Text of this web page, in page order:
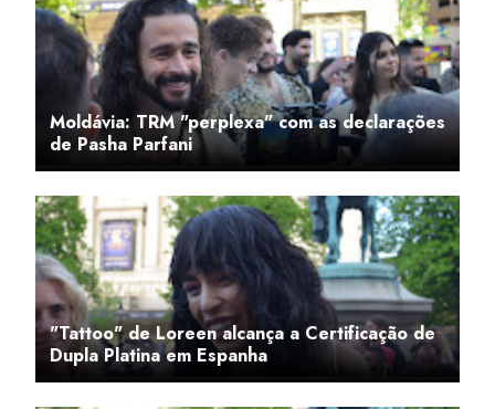
Moldávia: TRM "perplexa" com as declarações
de Pasha Parfani
"Tattoo" de Loreen alcança a Certificação de
Dupla Platina em Espanha